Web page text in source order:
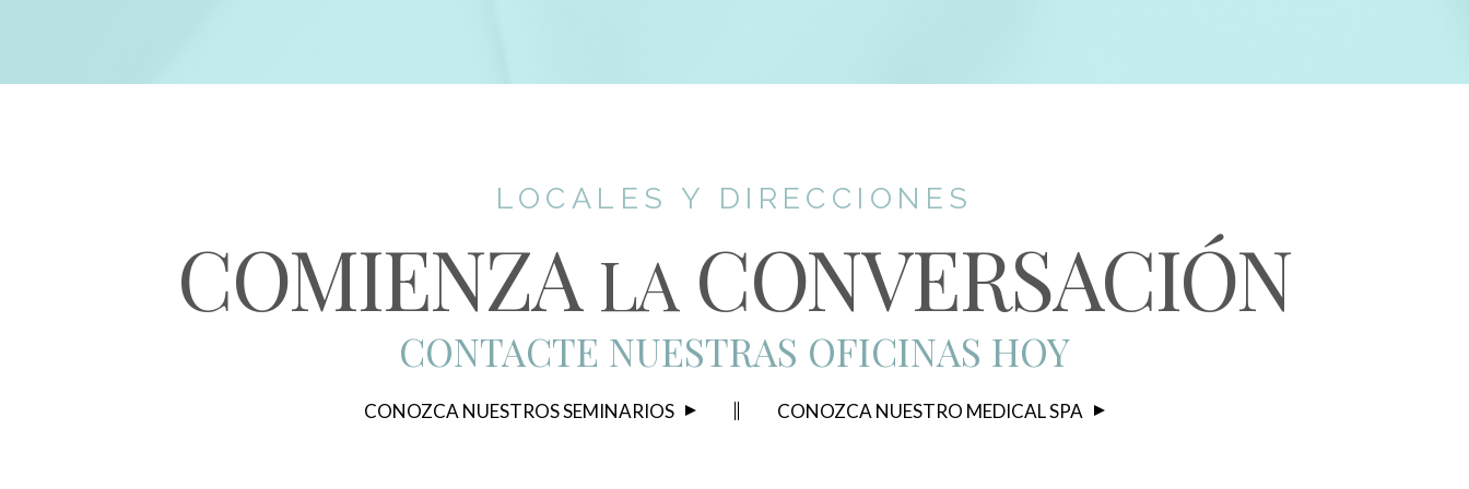
LOCALES Y DIRECCIONES
COMIENZALA CONVERSACIÓN
CONTACTE NUESTRAS OFICINAS HOY
CONOZCA NUESTROS SEMINARIOS CONOZCA NUESTRO MEDICAL SPA